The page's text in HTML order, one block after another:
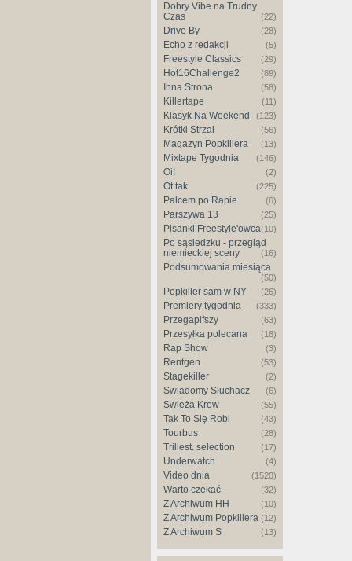
Dobry Vibe na Trudny
Czas
(22)
Drive By (28)
Echo z redakcji (5)
Freestyle Classics (29)
Hot16Challenge2 (89)
Inna Strona (58)
Killertape (11)
Klasyk Na Weekend (123)
Krótki Strzał (56)
Magazyn Popkillera (13)
Mixtape Tygodnia (146)
Oi! (2)
Ot tak (225)
Palcem po Rapie (6)
Parszywa 13 (25)
Pisanki Freestyle'owca(10)
Po sąsiedzku - przegląd
niemieckiej sceny
(16)
Podsumowania miesiąca
(50)
Popkiller sam w NY (26)
Premiery tygodnia (333)
Przegapifszy (63)
Przesyłka polecana (18)
Rap Show (3)
Rentgen (53)
Stagekiller (2)
Świadomy Słuchacz (6)
Świeża Krew (55)
Tak To Się Robi (43)
Tourbus (28)
Trillest. selection (17)
Underwatch (4)
Video dnia (1520)
Warto czekać (32)
Z Archiwum HH (10)
Z Archiwum Popkillera (12)
Z Archiwum S (13)